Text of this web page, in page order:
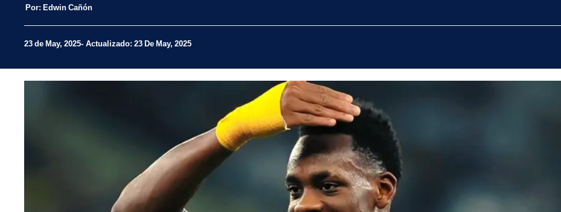
Por: Edwin Cañón
23 de May, 2025 Actualizado: 23 De May, 2025